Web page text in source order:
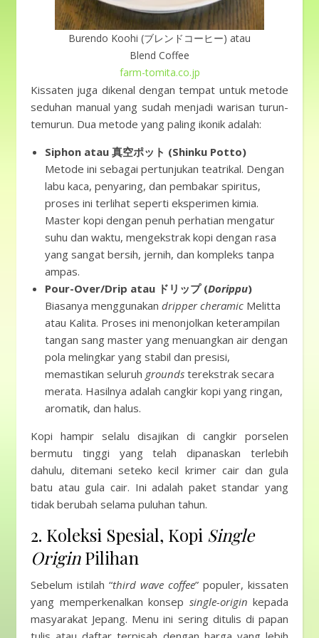
Burendo Koohi (ブレンドコーヒー) atau
Blend Coffee
farm-tomita.co.jp
Kissaten juga dikenal dengan tempat untuk metode
seduhan manual yang sudah menjadi warisan turun-
temurun. Dua metode yang paling ikonik adalah:
Siphon atau 真空ポット (Shinku Potto)
Metode ini sebagai pertunjukan teatrikal. Dengan
labu kaca, penyaring, dan pembakar spiritus,
proses ini terlihat seperti eksperimen kimia.
Master kopi dengan penuh perhatian mengatur
suhu dan waktu, mengekstrak kopi dengan rasa
yang sangat bersih, jernih, dan kompleks tanpa
ampas.
Pour-Over/Drip atau ドリップ (Dorippu)
Biasanya menggunakan dripper cheramic Melitta
atau Kalita. Proses ini menonjolkan keterampilan
tangan sang master yang menuangkan air dengan
pola melingkar yang stabil dan presisi,
memastikan seluruh grounds terekstrak secara
merata. Hasilnya adalah cangkir kopi yang ringan,
aromatik, dan halus.
Kopi hampir selalu disajikan di cangkir porselen
bermutu tinggi yang telah dipanaskan terlebih
dahulu, ditemani seteko kecil krimer cair dan gula
batu atau gula cair. Ini adalah paket standar yang
tidak berubah selama puluhan tahun.
2. Koleksi Spesial, Kopi Single
OriginPilihan
Sebelum istilah “third wave coffee” populer, kissaten
yang memperkenalkan konsep single-origin kepada
masyarakat Jepang. Menu ini sering ditulis di papan